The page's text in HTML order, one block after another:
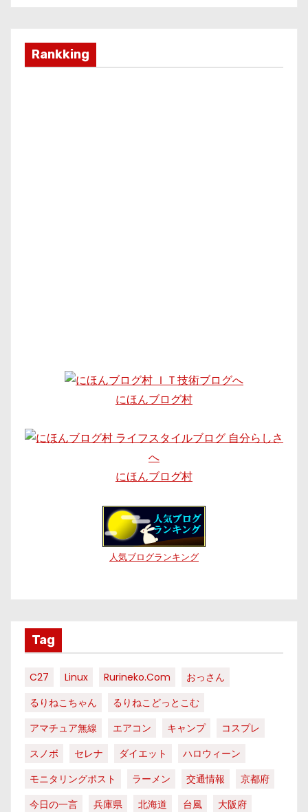
Rankking
にほんブログ村
にほんブログ村
人気ブログランキング
Tag
C27 Linux Rurineko.com
おっさん
るりねこちゃん
るりねこどっとこむ
アマチュア無線
エアコン キャンプ
コスプレ
スノボ
セレナ ダイエット
ハロウィーン
モニタリングポスト
ラーメン 交通情報
京都府
今日の一言
兵庫県 北海道 台風
大阪府